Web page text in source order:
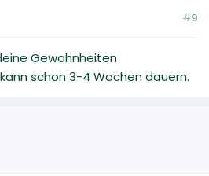
#9
Gewohnheiten
schon 3-4 Wochen dauern.